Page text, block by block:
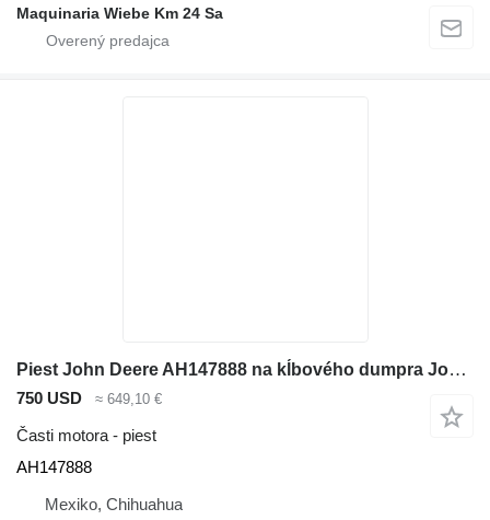
Maquinaria Wiebe Km 24 Sa
Piest John Deere AH147888 na kĺbového dumpra John Deere 410E
750 USD ≈ 649,10 €
Časti motora - piest
AH147888
Mexiko, Chihuahua